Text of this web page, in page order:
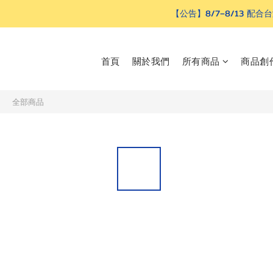
【公告】8/7–8/13 配合
首頁 關於我們 所有商品 商品創
全部商品